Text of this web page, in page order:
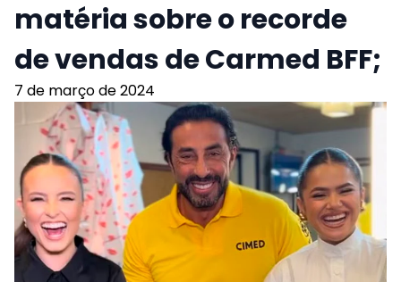
matéria sobre o recorde
de vendas de Carmed BFF;
7 de março de 2024